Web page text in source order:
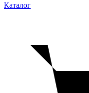
Каталог